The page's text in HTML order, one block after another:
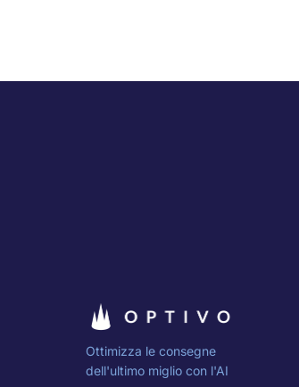
Ottimizza le consegne
dell'ultimo miglio con l'AI